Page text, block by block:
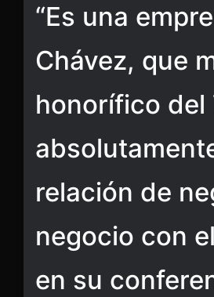
“Es una
Chávez, que
honorífico del
relación de
negocio con
en su